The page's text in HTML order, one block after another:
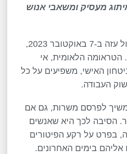
מעסיק ומשאבי אנוש
המלחמה שפרצה מול עזה ב-7 באוקטובר 2023,
הטראומה הלאומית, אי
האישי, משפיעים על כל
העבודה.
לפרסם משרות, גם אם
הסיבה לכך היא שאנשים
בפרט על רקע הפיטורים
אליהם בימים האחרונים.